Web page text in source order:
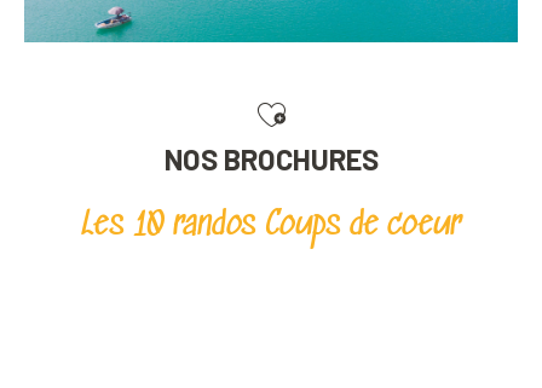
NOS BROCHURES
Les 10 randos Coups de coeur